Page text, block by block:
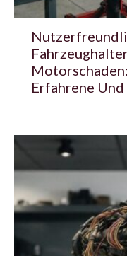
Erfahrene